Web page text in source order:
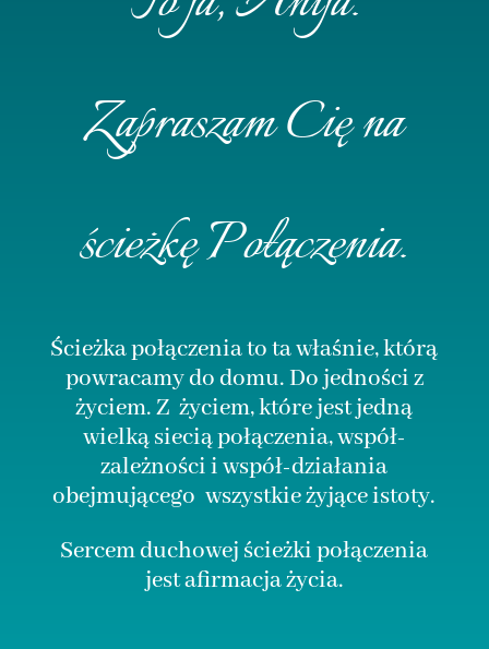
Zapraszam Cię na
ścieżkę Połączenia.
Ścieżka połączenia to ta właśnie, którą
powracamy do domu. Do jedności z
życiem. Z życiem, które jest jedną
wielką siecią połączenia, współ-
zależności i współ-działania
obejmującego wszystkie żyjące istoty.
Sercem duchowej ścieżki połączenia
jest afirmacja życia.